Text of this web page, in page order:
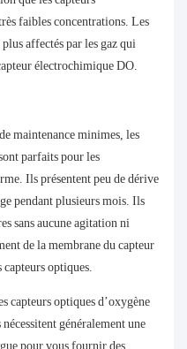
faibles concentrations. Les
affectés par les gaz qui
électrochimique DO.
maintenance minimes, les
parfaits pour les
Ils présentent peu de dérive
pendant plusieurs mois. Ils
sans aucune agitation ni
de la membrane du capteur
capteurs optiques.
capteurs optiques d’oxygène
généralement une
pour vous fournir des